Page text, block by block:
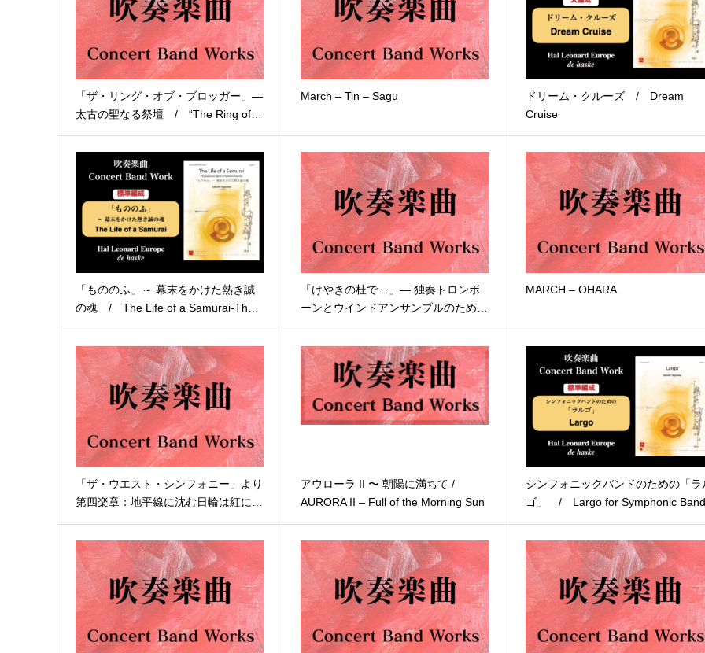
「ザ・リング・オブ・ブロッガー」―
太古の聖なる祭壇 / “The Ring of…
March – Tin – Sagu
ドリーム・クルーズ / Dream
Cruise
「もののふ」～ 幕末をかけた熱き誠
の魂 / The Life of a Samurai-Th…
「けやきの杜で…」― 独奏トロンボ
ーンとウインドアンサンブルのため…
MARCH – OHARA
「ザ・ウエスト・シンフォニー」より
第四楽章：地平線に沈む日輪は紅に…
アウローラ II 〜 朝陽に満ちて /
AURORA II – Full of the Morning Sun
シンフォニックバンドのための「ラ
ゴ」 / Largo for Symphonic